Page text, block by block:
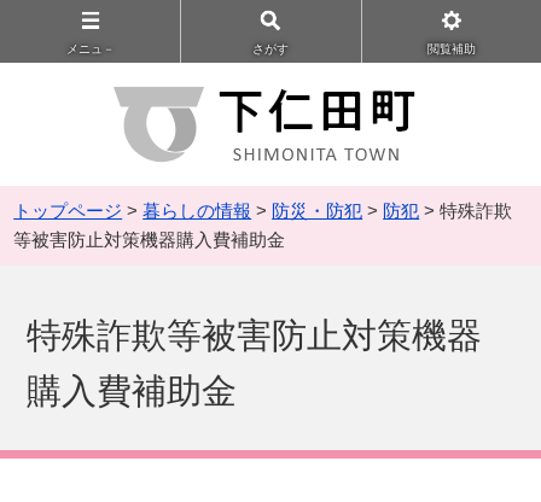
メニュ－ さがす 閲覧補助
トップページ >暮らしの情報 > 防災・防犯 > 防犯 > 特殊詐欺
等被害防止対策機器購入費補助金
特殊詐欺等被害防止対策機器
購入費補助金